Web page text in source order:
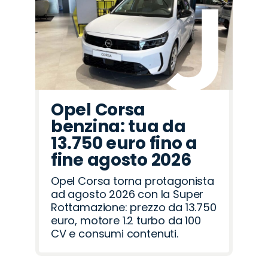
Rover
Romeo
Opel Corsa
benzina: tua da
13.750 euro fino a
fine agosto 2026
Opel Corsa torna protagonista
ad agosto 2026 con la Super
Rottamazione: prezzo da 13.750
euro, motore 1.2 turbo da 100
CV e consumi contenuti.